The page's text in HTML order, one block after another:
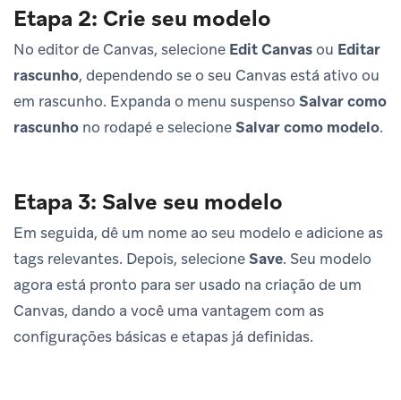
Etapa 2: Crie seu modelo
No editor de Canvas, selecione Edit Canvasou Editar
rascunho, dependendo se o seu Canvas está ativo ou
em rascunho. Expanda o menu suspenso Salvar como
rascunho no rodapé e selecioneSalvar como modelo.
Etapa 3: Salve seu modelo
Em seguida, dê um nome ao seu modelo e adicione as
tags relevantes. Depois, selecioneSave. Seu modelo
agora está pronto para ser usado na criação de um
Canvas, dando a você uma vantagem com as
configurações básicas e etapas já definidas.